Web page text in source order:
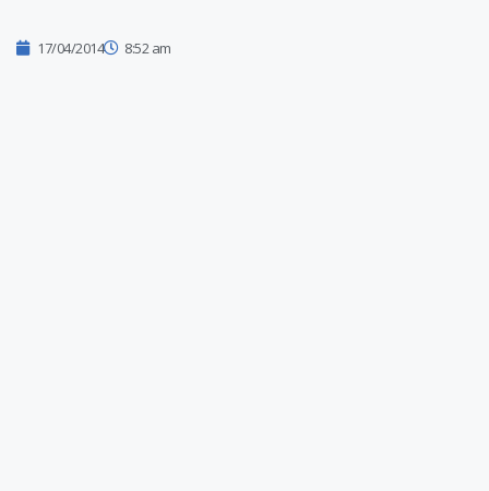
17/04/2014 8:52 am